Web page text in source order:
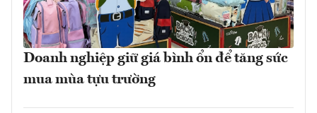
Doanh nghiệp giữ giá bình ổn để tăng sức
mua mùa tựu trường